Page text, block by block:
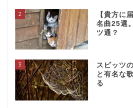
2
【貴方に
名曲25選
ツ通？
3
スピッツ
と有名な
る